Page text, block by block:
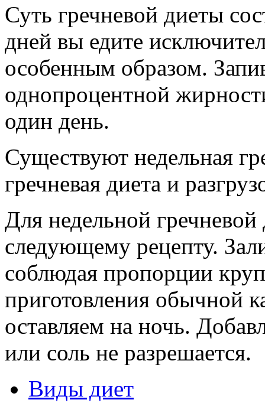
Суть гречневой диеты
дней вы едите
особенным образом.
однопроцентной
один день.
Существуют недельная
гречневая диета и
Для недельной
следующему рецепту.
соблюдая пропорции
приготовления обычной
оставляем на ночь.
или соль не разрешается.
Виды диет